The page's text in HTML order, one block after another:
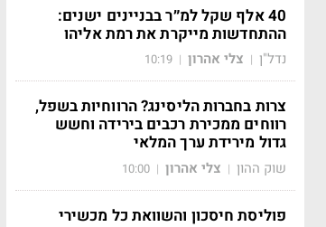
40 אלף שקל למ״ר בבניינים ישנים:
ההתחדשות מייקרת את רמת אליהו
נדל"ן | צלי אהרון |
10:19
צרות בחברות הליסינג? הרווחיות בשפל,
רווחים ממכירת רכבים בירידה וחשש
גדול מירידת ערך המלאי
שוק ההון | צלי אהרון |
10:00
פוליסת חיסכון והשוואת כל מכשירי